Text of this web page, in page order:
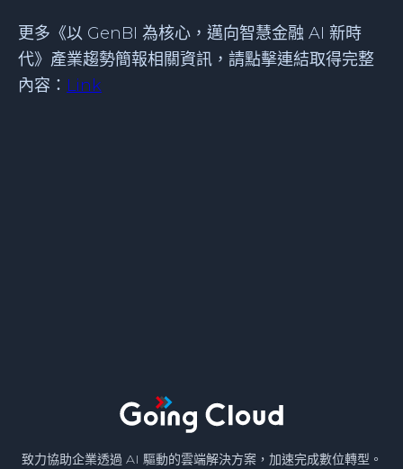
更多《以 GenBI 為核心，邁向智慧金融 AI 新時
代》產業趨勢簡報相關資訊，請點擊連結取得完整
內容： Link
致力協助企業透過 AI 驅動的雲端解決方案，加速完成數位轉型。